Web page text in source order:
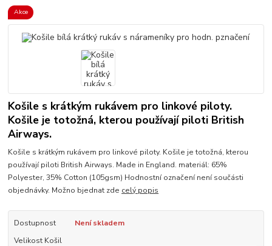
Akce
Košile s krátkým rukávem pro linkové piloty.
Košile je totožná, kterou používají piloti British
Airways.
Košile s krátkým rukávem pro linkové piloty. Košile je totožná, kterou
používají piloti British Airways. Made in England. materiál: 65%
Polyester, 35% Cotton (105gsm) Hodnostní označení není součásti
objednávky. Možno bjednat zde celý popis
Dostupnost
Není skladem
Velikost Košil